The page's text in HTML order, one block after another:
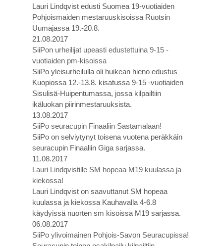
Lauri Lindqvist edusti Suomea 19-vuotiaiden
Pohjoismaiden mestaruuskisoissa Ruotsin
Uumajassa 19.-20.8.
21.08.2017
SiiPon urheilijat upeasti edustettuina 9-15 -
vuotiaiden pm-kisoissa
SiiPo yleisurheilulla oli huikean hieno edustus
Kuopiossa 12.-13.8. kisatussa 9-15 -vuotiaiden
Sisulisä-Huipentumassa, jossa kilpailtiin
ikäluokan piirinmestaruuksista.
13.08.2017
SiiPo seuracupin Finaaliin Sastamalaan!
SiiPo on selviytynyt toisena vuotena peräkkäin
seuracupin Finaaliin Giga sarjassa.
11.08.2017
Lauri Lindqvistille SM hopeaa M19 kuulassa ja
kiekossa!
Lauri Lindqvist on saavuttanut SM hopeaa
kuulassa ja kiekossa Kauhavalla 4-6.8
käydyissä nuorten sm kisoissa M19 sarjassa.
06.08.2017
SiiPo ylivoimainen Pohjois-Savon Seuracupissa!